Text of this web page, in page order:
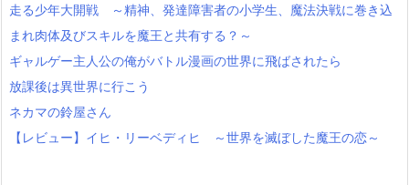
走る少年大開戦 ～精神、発達障害者の小学生、魔法決戦に巻き込
まれ肉体及びスキルを魔王と共有する？～
ギャルゲー主人公の俺がバトル漫画の世界に飛ばされたら
放課後は異世界に行こう
ネカマの鈴屋さん
【レビュー】イヒ・リーベディヒ ～世界を滅ぼした魔王の恋～